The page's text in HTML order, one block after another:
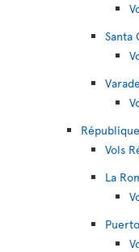
Santa
Vols
La